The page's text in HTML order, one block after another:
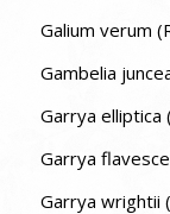
Galium verum
Gambelia
Garrya elliptica
Garrya
Garrya wrightii